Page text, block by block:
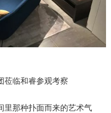
临和睿参观考察
那种扑面而来的艺术气